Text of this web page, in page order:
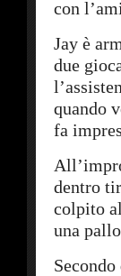
con
Jay è
due
quando
fa
dentro
colpito
una